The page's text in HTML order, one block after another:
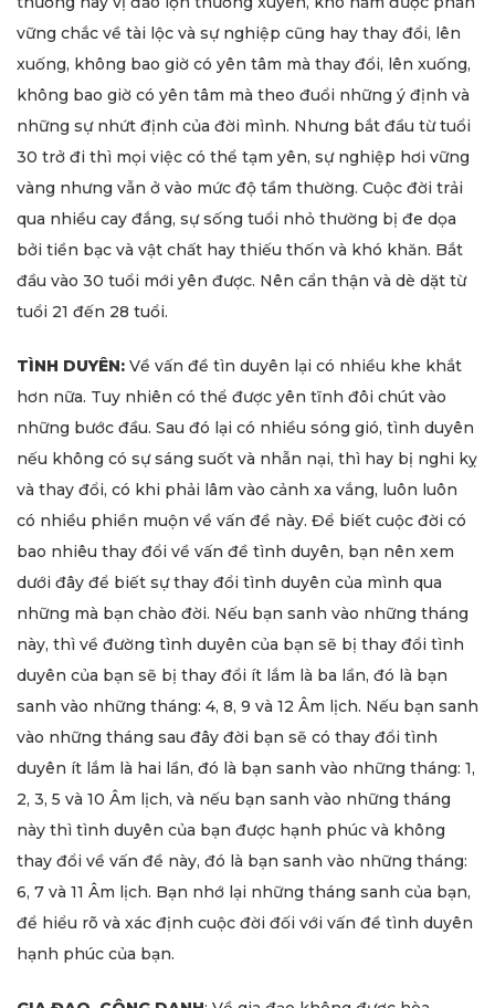
vững chắc về tài lộc và sự nghiệp cũng hay thay đổi, lên
xuống, không bao giờ có yên tâm mà thay đổi, lên xuống,
không bao giờ có yên tâm mà theo đuổi những ý định và
những sự nhứt định của đời mình. Nhưng bắt đầu từ tuổi
30 trở đi thì mọi việc có thể tạm yên, sự nghiệp hơi vững
vàng nhưng vẫn ở vào mức độ tầm thường. Cuộc đời trải
qua nhiều cay đắng, sự sống tuổi nhỏ thường bị đe dọa
bởi tiền bạc và vật chất hay thiếu thốn và khó khăn. Bắt
đầu vào 30 tuổi mới yên được. Nên cẩn thận và dè dặt từ
tuổi 21 đến 28 tuổi.
TÌNH DUYÊN: Về vấn đề tìn duyên lại có nhiều khe khắt
hơn nữa. Tuy nhiên có thể được yên tĩnh đôi chút vào
những bước đầu. Sau đó lại có nhiều sóng gió, tình duyên
nếu không có sự sáng suốt và nhẫn nại, thì hay bị nghi kỵ
và thay đổi, có khi phải lâm vào cảnh xa vắng, luôn luôn
có nhiều phiền muộn về vấn đề này. Để biết cuộc đời có
bao nhiêu thay đổi về vấn đề tình duyên, bạn nên xem
dưới đây để biết sự thay đổi tình duyên của mình qua
những mà bạn chào đời. Nếu bạn sanh vào những tháng
này, thì về đường tình duyên của bạn sẽ bị thay đổi tình
duyên của bạn sẽ bị thay đổi ít lắm là ba lần, đó là bạn
sanh vào những tháng: 4, 8, 9 và 12 Âm lịch. Nếu bạn sanh
vào những tháng sau đây đời bạn sẽ có thay đổi tình
duyên ít lắm là hai lần, đó là bạn sanh vào những tháng: 1,
2, 3, 5 và 10 Âm lịch, và nếu bạn sanh vào những tháng
này thì tình duyên của bạn được hạnh phúc và không
thay đổi về vấn đề này, đó là bạn sanh vào những tháng:
6, 7 và 11 Âm lịch. Bạn nhớ lại những tháng sanh của bạn,
để hiểu rõ và xác định cuộc đời đối với vấn đề tình duyên
hạnh phúc của bạn.